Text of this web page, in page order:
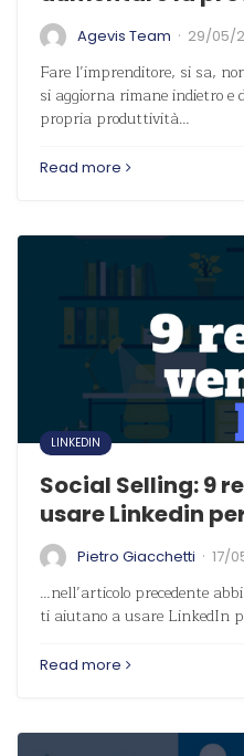
Agevis Team · 29/05/
Fare l’imprenditore, si sa,
si aggiorna rimane indietro
propria produttività…
Read more
LINKEDIN
Social Selling: 9
usare Linkedin
Pietro Giacchetti · 17/
…nell’articolo precedente
ti aiutano a usare LinkedIn
Read more